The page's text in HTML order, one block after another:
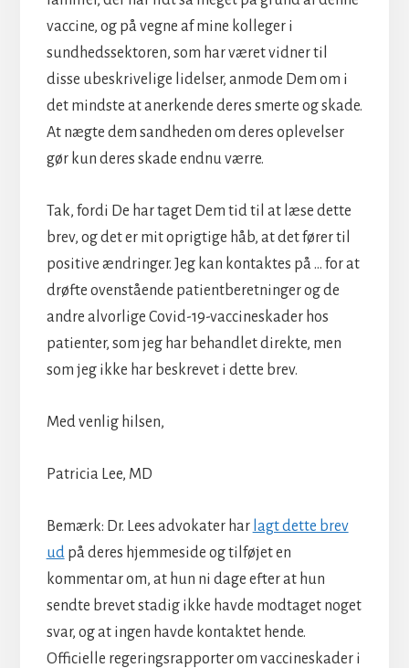
vaccine, og på vegne af mine kolleger i
sundhedssektoren, som har været vidner til
disse ubeskrivelige lidelser, anmode Dem om i
det mindste at anerkende deres smerte og skade.
At nægte dem sandheden om deres oplevelser
gør kun deres skade endnu værre.
Tak, fordi De har taget Dem tid til at læse dette
brev, og det er mit oprigtige håb, at det fører til
positive ændringer. Jeg kan kontaktes på … for at
drøfte ovenstående patientberetninger og de
andre alvorlige Covid-19-vaccineskader hos
patienter, som jeg har behandlet direkte, men
som jeg ikke har beskrevet i dette brev.
Med venlig hilsen,
Patricia Lee, MD
Bemærk: Dr. Lees advokater har lagt dette brev
udpå deres hjemmeside og tilføjet en
kommentar om, at hun ni dage efter at hun
sendte brevet stadig ikke havde modtaget noget
svar, og at ingen havde kontaktet hende.
Officielle regeringsrapporter om vaccineskader i